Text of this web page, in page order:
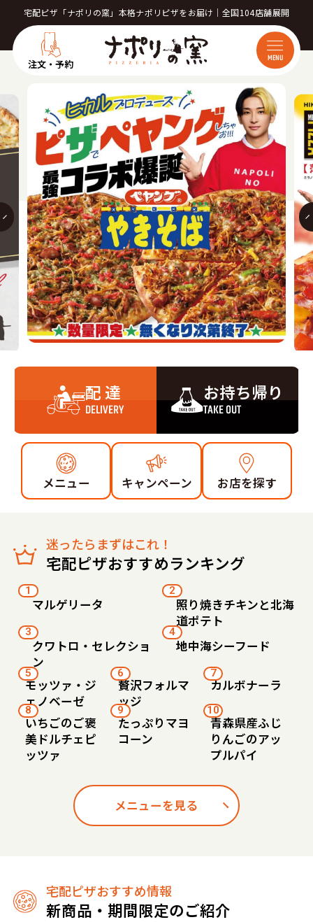
宅配ピザ「ナポリの窯」本格ナポリピザをお届け｜全国104店舗展開
注文・予約 MENU
配 達
DELIVERY
お持ち帰り
TAKE OUT
メニュー キャンペーン お店を探す
迷ったらまずはこれ！
宅配ピザおすすめランキング
1
マルゲリータ
2
照り焼きチキンと北海
道ポテト
3
クワトロ・セレクショ
ン
4
地中海シーフード
5
モッツァ・ジ
ェノベーゼ
6
贅沢フォルマ
ッジ
7
カルボナーラ
8
いちごのご褒
美ドルチェピ
ッツァ
9
たっぷりマヨ
コーン
10
青森県産ふじ
りんごのアッ
プルパイ
メニューを見る
宅配ピザおすすめ情報
新商品・期間限定のご紹介